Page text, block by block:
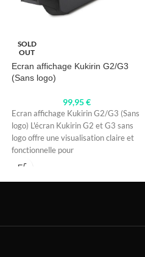
SOLD
OUT
Ecran affichage Kukirin G2/G3
(Sans logo)
99,95€
Ecran affichage Kukirin G2/G3 (Sans
logo) L'écran Kukirin G2 et G3 sans
logo offre une visualisation claire et
fonctionnelle pour